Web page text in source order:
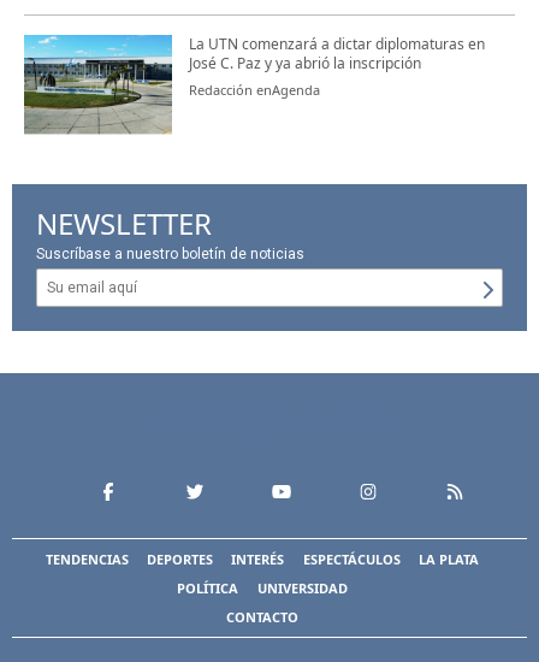
La UTN comenzará a dictar diplomaturas en
José C. Paz y ya abrió la inscripción
Redacción enAgenda
NEWSLETTER
Suscríbase a nuestro boletín de noticias
TENDENCIAS DEPORTES INTERÉS ESPECTÁCULOS
LA PLATA
POLÍTICA
UNIVERSIDAD
CONTACTO